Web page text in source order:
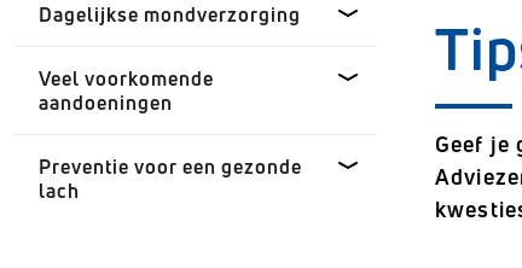
Dagelijkse mondverzorging
Interdentale reiniging
Vind de juiste maat
interdentale rager
Veel voorkomende
aandoeningen
Aften
Preventie voor een gezonde
lach
Geef je